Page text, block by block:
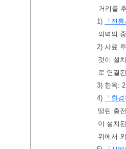
거리를
1)
「전
외벽의
2) 사료
것이 설
로 연결
3) 한옥:
4)
「환
딸린 충
이 설치
위에서